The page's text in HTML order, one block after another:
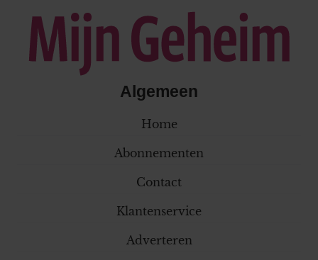
Algemeen
Home
Abonnementen
Contact
Klantenservice
Adverteren